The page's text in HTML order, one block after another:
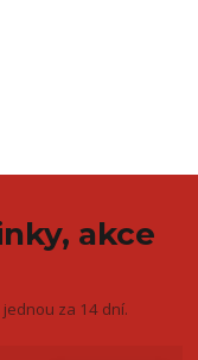
akce
za 14 dní.